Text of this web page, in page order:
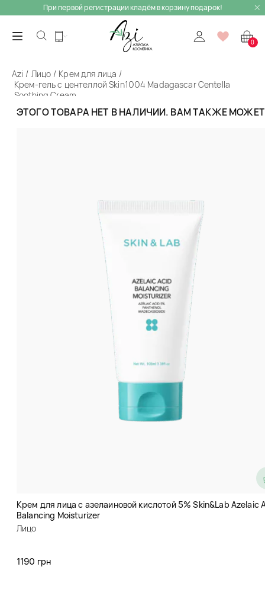
При первой регистрации кладём в корзину подарок!
0
ЭТОГО ТОВАРА НЕТ В НАЛИЧИИ. ВАМ ТАКЖЕ
Крем для лица с азелаиновой кислотой 5% Skin&Lab Azelaic
Balancing Moisturizer
Лицо
1190 грн
Azi Лицо
Крем для лица
Крем-гель с центеллой Skin1004 Madagascar Centella
Soothing Cream
Назад
Лицо
Увлажняющий и восстанавливающий гель-крем с